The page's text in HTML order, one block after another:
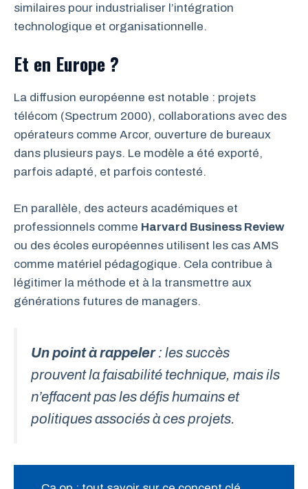
similaires pour industrialiser l’intégration
technologique et organisationnelle.
Et en Europe ?
La diffusion européenne est notable : projets
télécom (Spectrum 2000), collaborations avec des
opérateurs comme Arcor, ouverture de bureaux
dans plusieurs pays. Le modèle a été exporté,
parfois adapté, et parfois contesté.
En parallèle, des acteurs académiques et
professionnels comme Harvard Business Review
ou des écoles européennes utilisent les cas AMS
comme matériel pédagogique. Cela contribue à
légitimer la méthode et à la transmettre aux
générations futures de managers.
Un point à rappeler: les succès
prouvent la faisabilité technique, mais ils
n’effacent pas les défis humains et
politiques associés à ces projets.